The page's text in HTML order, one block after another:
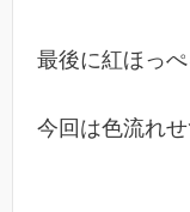
最後に紅ほっぺ
今回は色流れせ